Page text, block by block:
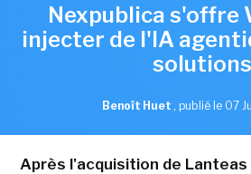
Nexpublica s'offre
injecter de l'IA
solutions
Benoît Huet , publié le 07
Après l'acquisition de